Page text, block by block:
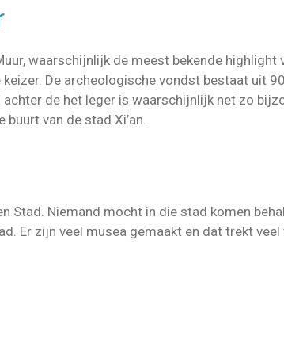
waarschijnlijk de meest bekende highlight
De archeologische vondst bestaat uit
de het leger is waarschijnlijk net zo
van de stad Xi’an.
Stad. Niemand mocht in die stad komen
Er zijn veel musea gemaakt en dat trekt